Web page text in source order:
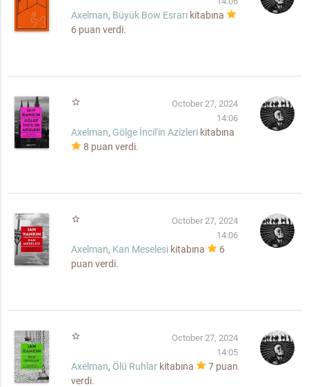
Axelman, Büyük Bow Esrarıkitabına
6 puan verdi.
star_border
October 27, 2024
14:06
Axelman, Gölge İncil'in Azizlerikitabına
8 puan verdi.
star_border
October 27, 2024
14:06
Axelman, Kan Meselesikitabına
6
puan verdi.
star_border
October 27, 2024
14:05
Axelman, Ölü Ruhlarkitabına 7 puan
verdi.